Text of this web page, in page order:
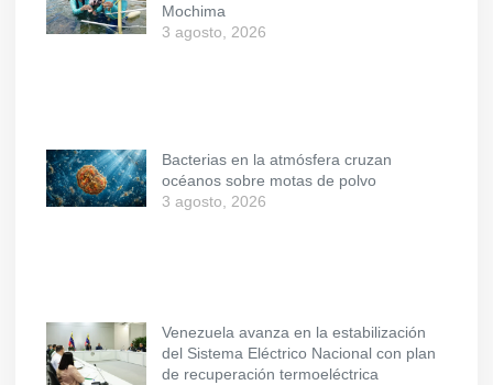
Mochima
3 agosto, 2026
Bacterias en la atmósfera cruzan
océanos sobre motas de polvo
3 agosto, 2026
Venezuela avanza en la estabilización
del Sistema Eléctrico Nacional con plan
de recuperación termoeléctrica